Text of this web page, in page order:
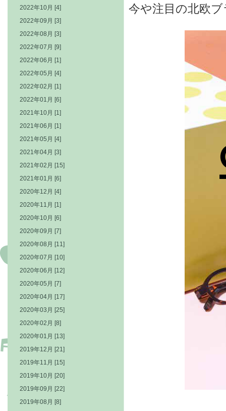
今や注目の北欧
2022年10月 [4]
2022年09月 [3]
2022年08月 [3]
2022年07月 [9]
2022年06月 [1]
2022年05月 [4]
2022年02月 [1]
2022年01月 [6]
2021年10月 [1]
2021年06月 [1]
2021年05月 [4]
2021年04月 [3]
2021年02月 [15]
2021年01月 [6]
2020年12月 [4]
2020年11月 [1]
2020年10月 [6]
2020年09月 [7]
2020年08月 [11]
2020年07月 [10]
2020年06月 [12]
2020年05月 [7]
2020年04月 [17]
2020年03月 [25]
2020年02月 [8]
2020年01月 [13]
2019年12月 [21]
2019年11月 [15]
2019年10月 [20]
2019年09月 [22]
2019年08月 [8]